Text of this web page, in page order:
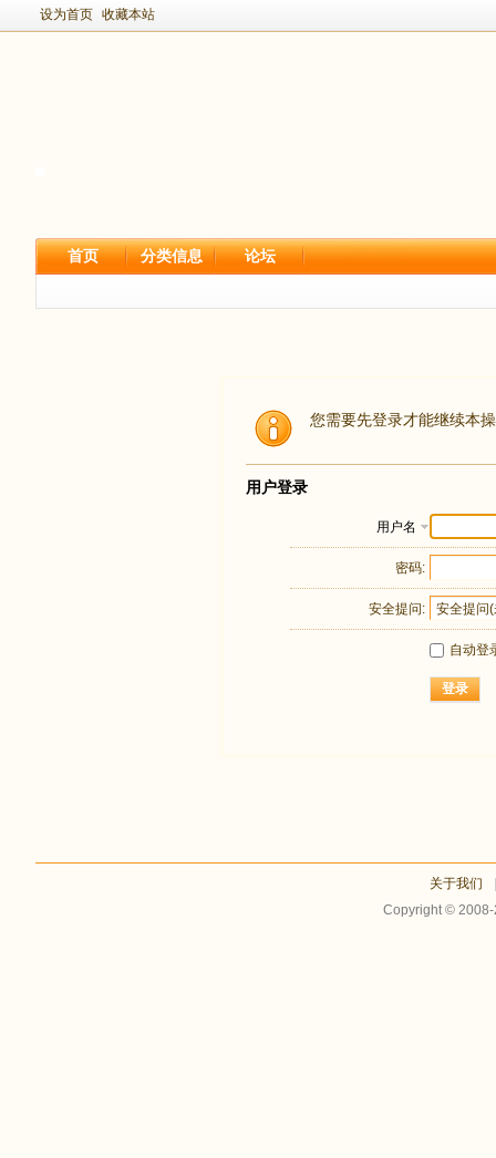
设为首页 收藏本站
首页 分类信息 论坛
您需要先登录才能继续本
用户登录
用户名
密码:
安全提问:
自动登
登录
关于我们
Copyright ©